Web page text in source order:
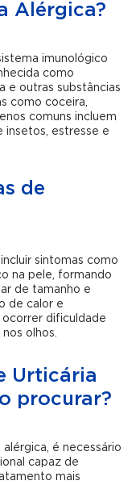
Alérgica?
imunológico
como
e outras substâncias
como coceira,
comuns incluem
insetos, estresse e
de
sintomas como
na pele, formando
de tamanho e
de calor e
dificuldade
olhos.
Urticária
procurar?
é necessário
capaz de
mais